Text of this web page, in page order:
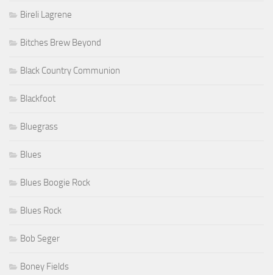
Bireli Lagrene
Bitches Brew Beyond
Black Country Communion
Blackfoot
Bluegrass
Blues
Blues Boogie Rock
Blues Rock
Bob Seger
Boney Fields